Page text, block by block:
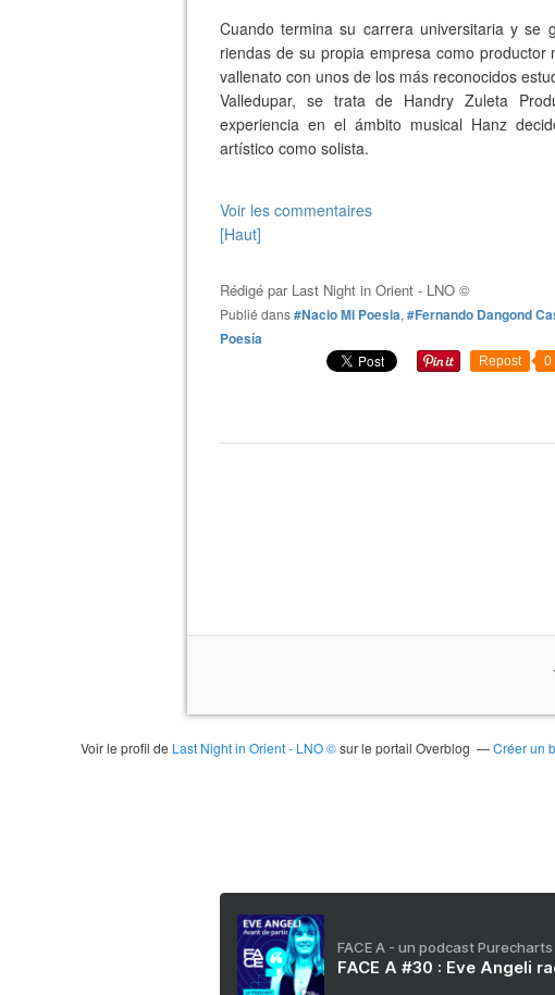
Cuando termina su carrera universitaria y se
riendas de su propia empresa como
vallenato con unos de los más reconocidos
Valledupar, se trata de Handry Zuleta
experiencia en el ámbito musical Hanz
artístico como solista.
Voir les commentaires
[Haut]
Rédigé par Last Night in Orient - LNO ©
Publié dans#Nacio Mi Poesia, #Fernando Dangond
Poesía
Repost 0
Voir le profil de Last Night in Orient - LNO ©sur le portail Overblog Créer un
FACE A - un podcast Purecharts
FACE A #30 : Eve Angeli